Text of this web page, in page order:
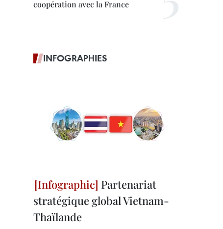
coopération avec la France
INFOGRAPHIES
Partenariat
stratégique global Vietnam-
Thaïlande